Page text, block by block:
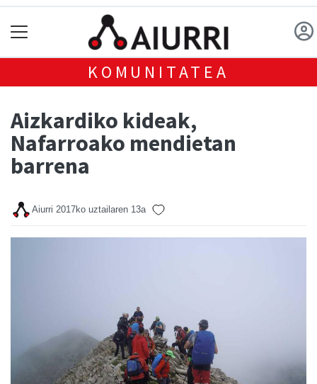
KOMUNITATEA
Aizkardiko kideak,
Nafarroako mendietan
barrena
Aiurri 2017ko uztailaren 13a